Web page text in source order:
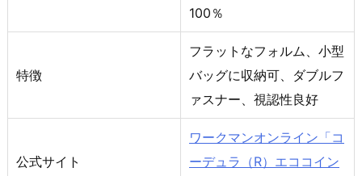
100％
特徴
フラットなフォルム、小型
バッグに収納可、ダブルフ
ァスナー、視認性良好
公式サイト
ワークマンオンライン「コ
ーデュラ（R）エココイン